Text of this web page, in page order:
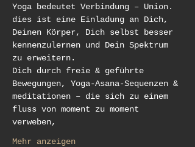
Yoga bedeutet Verbindung – Union.
dies ist eine Einladung an Dich,
Deinen Körper, Dich selbst besser
kennenzulernen und Dein Spektrum
zu erweitern.
Dich durch freie & geführte
Bewegungen, Yoga-Asana-Sequenzen &
meditationen – die sich zu einem
fluss von moment zu moment
verweben,
Mehr anzeigen